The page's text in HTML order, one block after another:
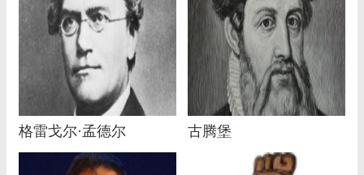
格雷戈尔·孟德尔 古腾堡